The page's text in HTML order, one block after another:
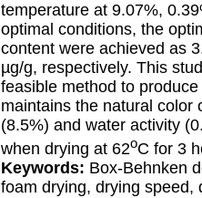
temperature at 9.07%,
optimal conditions, the
content were achieved as
µg/g, respectively. This
feasible method to
maintains the natural color
(8.5%) and water activity
when drying at 62oC for 3
Keywords: Box-Behnken
foam drying, drying speed,